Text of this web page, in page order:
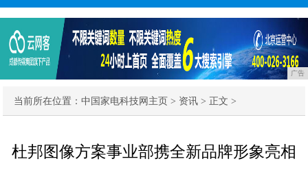
广告
当前所在位置：中国家电科技网主页 > 资讯 > 正文 >
杜邦图像方案事业部携全新品牌形象亮相